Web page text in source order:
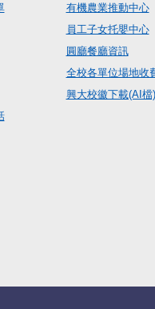
有機農業推動中心
員工子女托嬰中心
圓廳餐廳資訊
全校各單位場地收
興大校徽下載(AI檔)